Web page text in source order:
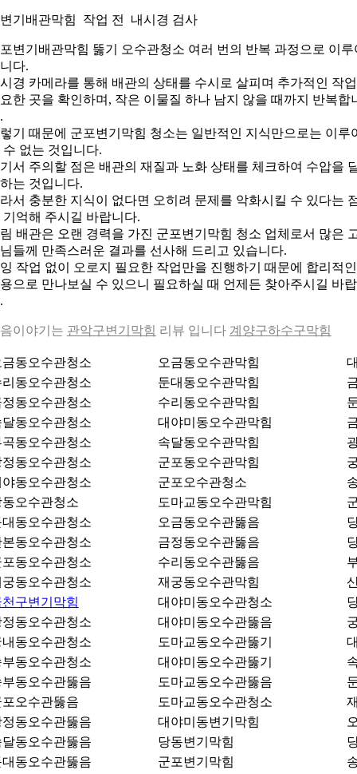
기배관막힘 작업 전 내시경 검사
변기배관막힘 뚫기 오수관청소 여러 번의 반복 과정으로 이루
다.
경 카메라를 통해 배관의 상태를 수시로 살피며 추가적인 작
한 곳을 확인하며, 작은 이물질 하나 남지 않을 때까지 반복합
기 때문에 군포변기막힘 청소는 일반적인 지식만으로는 이루
수 없는 것입니다.
서 주의할 점은 배관의 재질과 노화 상태를 체크하여 수압을
는 것입니다.
서 충분한 지식이 없다면 오히려 문제를 악화시킬 수 있다는
기억해 주시길 바랍니다.
배관은 오랜 경력을 가진 군포변기막힘 청소 업체로서 많은
들께 만족스러운 결과를 선사해 드리고 있습니다.
작업 없이 오로지 필요한 작업만을 진행하기 때문에 합리적인
으로 만나보실 수 있으니 필요하실 때 언제든 찾아주시길 바
이야기는 관악구변기막힘 리뷰 입니다 계양구하수구막힘
동오수관청소 오금동오수관막힘
동오수관청소
둔대동오수관막힘
동오수관청소
수리동오수관막힘
동오수관청소
대야미동오수관막힘
동오수관청소
속달동오수관막힘
동오수관청소
군포동오수관막힘
동오수관청소
군포오수관청소
오수관청소
도마교동오수관막힘
동오수관청소
오금동오수관뚫음
동오수관청소
금정동오수관뚫음
동오수관청소
수리동오수관뚫음
동오수관청소
재궁동오수관막힘
구변기막힘
대야미동오수관청소
동오수관청소
대야미동오수관뚫음
동오수관청소
도마교동오수관뚫기
동오수관청소
대야미동오수관뚫기
동오수관뚫음
도마교동오수관뚫음
오수관뚫음
도마교동오수관청소
동오수관뚫음
대야미동변기막힘
동오수관뚫음
당동변기막힘
동오수관뚫음
군포변기막힘